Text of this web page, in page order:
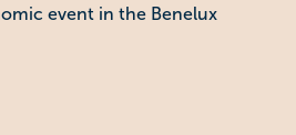
event in the Benelux